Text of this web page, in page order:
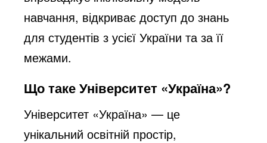
навчання, відкриває доступ до знань
для студентів з усієї України та за її
межами.
Що таке Університет «Україна»?
Університет «Україна» — це
унікальний освітній простір,